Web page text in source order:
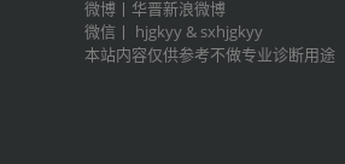
微博丨 华晋新浪微博
微信丨 hjgkyy & sxhjgkyy
本站内容仅供参考不做专业诊断用途